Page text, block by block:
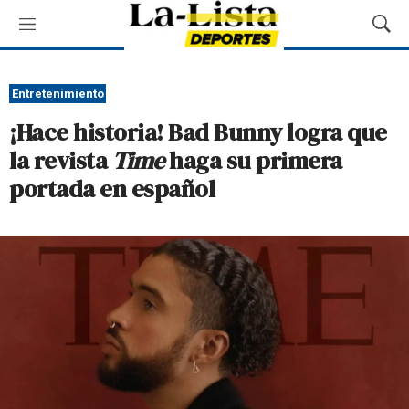
M
e
ú
M
o
a
r
Entretenimiento
¡Hace historia! Bad Bunny logra que
la revistaTimehaga su primera
portada en español